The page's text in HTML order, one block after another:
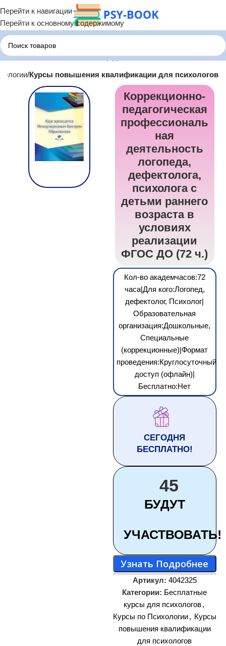
Перейти к навигации
Перейти к основному содержимому
Курсы повышения квалификации для психологов
Коррекционно-
педагогическая
профессиональ
ная
деятельность
логопеда,
дефектолога,
психолога с
детьми раннего
возраста в
условиях
реализации
ФГОС ДО (72 ч.)
Кол-во академчасов:72
часа|Для кого:Логопед,
дефектолог, Психолог|
Образовательная
организация:Дошкольные,
Специальные
(коррекционные)|Формат
проведения:Круглосуточный
доступ (офлайн)|
Бесплатно:Нет
СЕГОДНЯ
БЕСПЛАТНО!
45
БУДУТ
УЧАСТВОВАТЬ!
Узнать Подробнее
Артикул: 4042325
Категории: Бесплатные
курсы для психологов,
Курсы по Психологии, Курсы
повышения квалификации
для психологов